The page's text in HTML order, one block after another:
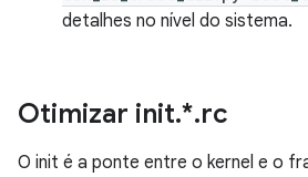
detalhes no nível do sistema.
Otimizar init.*.rc
O init é a ponte entre o kernel e o